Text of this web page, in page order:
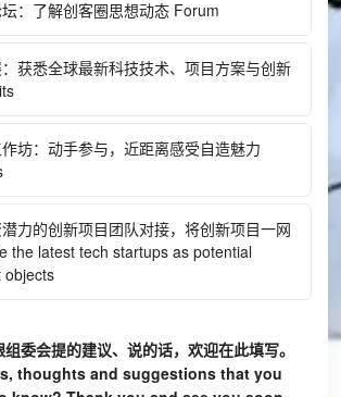
：了解创客圈思想动态 Forum
获悉全球最新科技技术、项目方案与创新
坊：动手参与，近距离感受自造魅力
力的创新项目团队对接，将创新项目一网
the latest tech startups as potential
objects
委会提的建议、说的话，欢迎在此填写。
thoughts and suggestions that you